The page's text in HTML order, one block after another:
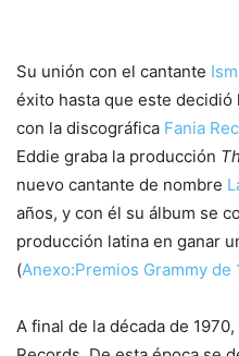
Su unión con el cantante
éxito hasta que este
con la discográfica Fania
Eddie graba la producción
nuevo cantante de nombre
años, y con él su álbum se
producción latina en ganar
(Anexo:Premios Grammy de
A final de la década de